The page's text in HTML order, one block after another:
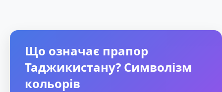
Що означає прапор
Таджикистану? Символізм
кольорів